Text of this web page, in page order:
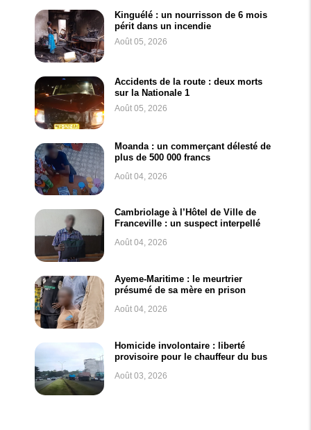
Kinguélé : un nourrisson de 6 mois
périt dans un incendie
Août 05, 2026
Accidents de la route : deux morts
sur la Nationale 1
Août 05, 2026
Moanda : un commerçant délesté de
plus de 500 000 francs
Août 04, 2026
Cambriolage à l’Hôtel de Ville de
Franceville : un suspect interpellé
Août 04, 2026
Ayeme-Maritime : le meurtrier
présumé de sa mère en prison
Août 04, 2026
Homicide involontaire : liberté
provisoire pour le chauffeur du bus
Août 03, 2026